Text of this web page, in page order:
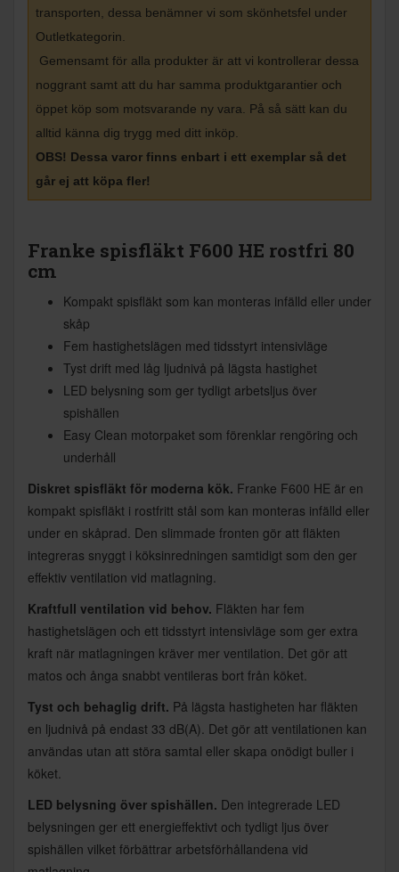
transporten, dessa benämner vi som skönhetsfel under
Outletkategorin.
Gemensamt för alla produkter är att vi kontrollerar dessa
noggrant samt att du har samma produktgarantier och
öppet köp som motsvarande ny vara. På så sätt kan du
alltid känna dig trygg med ditt inköp
OBS! Dessa varor finns enbart i ett exemplar så det
går ej att köpa fler!
Franke spisfläkt F600 HE rostfri 80
cm
Kompakt spisfläkt som kan monteras infälld eller under
skåp
Fem hastighetslägen med tidsstyrt intensivläge
Tyst drift med låg ljudnivå på lägsta hastighet
LED belysning som ger tydligt arbetsljus över
spishällen
Easy Clean motorpaket som förenklar rengöring och
underhåll
Diskret spisfläkt för moderna kök. Franke F600 HE är en
kompakt spisfläkt i rostfritt stål som kan monteras infälld eller
under en skåprad. Den slimmade fronten gör att fläkten
integreras snyggt i köksinredningen samtidigt som den ger
effektiv ventilation vid matlagning.
Kraftfull ventilation vid behov. Fläkten har fem
hastighetslägen och ett tidsstyrt intensivläge som ger extra
kraft när matlagningen kräver mer ventilation. Det gör att
matos och ånga snabbt ventileras bort från köket.
Tyst och behaglig drift. På lägsta hastigheten har fläkten
en ljudnivå på endast 33 dB(A). Det gör att ventilationen kan
användas utan att störa samtal eller skapa onödigt buller i
köket.
LED belysning över spishällen. Den integrerade LED
belysningen ger ett energieffektivt och tydligt ljus över
spishällen vilket förbättrar arbetsförhållandena vid